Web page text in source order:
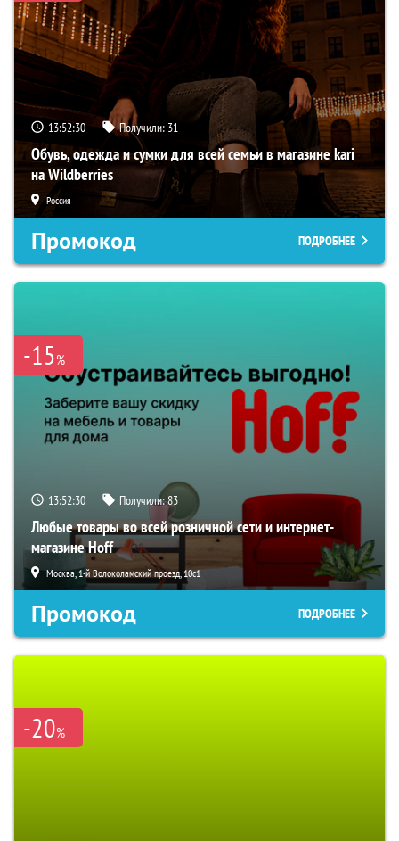
13:52:29 Получили: 31
Обувь, одежда и сумки для всей семьи в магазине kari
на Wildberries
Россия
Промокод ПОДРОБНЕЕ
-15%
13:52:29 Получили:83
Любые товары во всей розничной сети и интернет-
магазине Hoff
Москва, 1-й Волоколамский проезд, 10с1
Промокод ПОДРОБНЕЕ
-20%